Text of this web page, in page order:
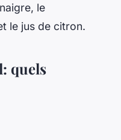
le
le jus de citron.
quels